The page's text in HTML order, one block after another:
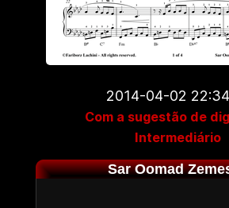
2014-04-02
Com a sugestão de
Intermediário
Sar Oomad